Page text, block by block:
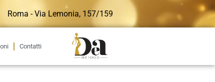
Roma - Via Lemonia, 157/159
Contatti